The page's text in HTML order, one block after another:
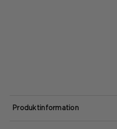
Produktinformation